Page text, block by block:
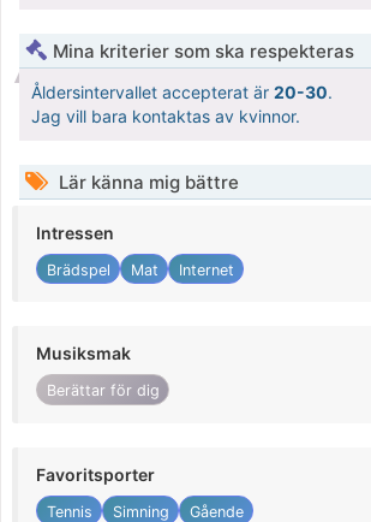
Mina kriterier som ska respekteras
Åldersintervallet accepterat är 20-30.
Jag vill bara kontaktas av kvinnor.
Lär känna mig bättre
Intressen
Brädspel Mat Internet
Musiksmak
Berättar för dig
Favoritsporter
Tennis Simning Gående